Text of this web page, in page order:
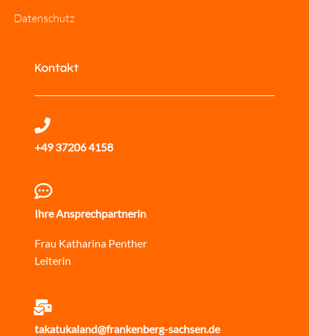
Datenschutz
Kontakt
+49 37206 4158
Ihre Ansprechpartnerin
Frau Katharina Penther
Leiterin
takatukaland@frankenberg-sachsen.de